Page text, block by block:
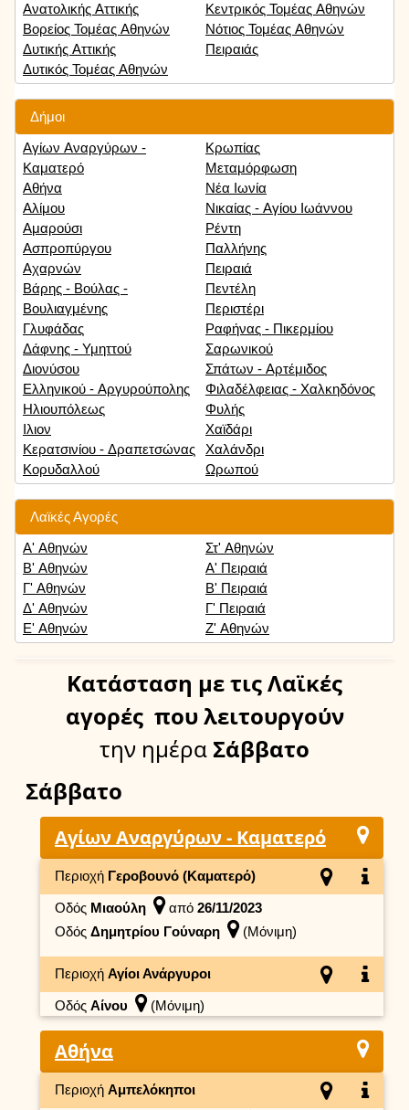
Ανατολικής Αττικής
Βορείος Τομέας Αθηνών
Δυτικής Αττικής
Δυτικός Τομέας Αθηνών
Κεντρικός Τομέας Αθηνών
Νότιος Τομέας Αθηνών
Πειραιάς
Δήμοι
Αγίων Αναργύρων -
Καματερό
Αθήνα
Αλίμου
Αμαρούσι
Ασπροπύργου
Αχαρνών
Βάρης - Βούλας -
Βουλιαγμένης
Γλυφάδας
Δάφνης - Υμηττού
Διονύσου
Ελληνικού - Αργυρούπολης
Ηλιουπόλεως
Ιλιον
Κερατσινίου - Δραπετσώνας
Κορυδαλλού
Κρωπίας
Μεταμόρφωση
Νέα Ιωνία
Νικαίας - Αγίου Ιωάννου
Ρέντη
Παλλήνης
Πειραιά
Πεντέλη
Περιστέρι
Ραφήνας - Πικερμίου
Σαρωνικού
Σπάτων - Αρτέμιδος
Φιλαδέλφειας - Χαλκηδόνος
Φυλής
Χαϊδάρι
Χαλάνδρι
Ωρωπού
Λαϊκές Αγορές
Α' Αθηνών
Β' Αθηνών
Γ' Αθηνών
Δ' Αθηνών
Ε' Αθηνών
Στ' Αθηνών
Α' Πειραιά
Β' Πειραιά
Γ' Πειραιά
Ζ' Αθηνών
Κατάσταση με τις Λαϊκές
αγορές που λειτουργούν
την ημέραΣάββατο
Σάββατο
Αγίων Αναργύρων - Καματερό
Περιοχή Γεροβουνό (Καματερό)
Οδός Μιαούλη από 26/11/2023
Οδός Δημητρίου Γούναρη (Μόνιμη)
Περιοχή Αγίοι Ανάργυροι
Οδός Αίνου (Μόνιμη)
Αθήνα
Περιοχή Αμπελόκηποι